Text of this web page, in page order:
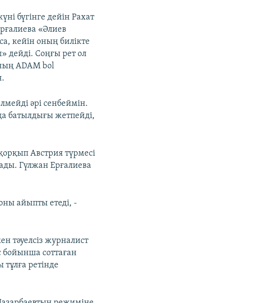
бүгінге дейін Рахат
«Әлиев
кейін оның билікте
дейді. Соңғы рет ол
ADAM bol
әрі сенбеймін.
батылдығы жетпейді,
Австрия түрмесі
Гүлжан Ерғалиева
айыпты етеді, -
тәуелсіз журналист
соттаған
ретінде